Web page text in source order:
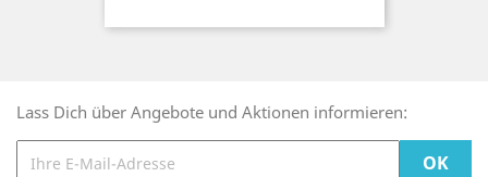
Lass Dich über Angebote und Aktionen informieren: